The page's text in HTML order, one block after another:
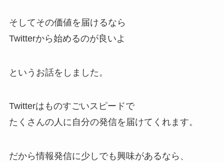
そしてその価値を届けるなら
Twitterから始めるのが良いよ
というお話をしました。
Twitterはものすごいスピードで
たくさんの人に自分の発信を届けてくれます。
だから情報発信に少しでも興味があるなら、